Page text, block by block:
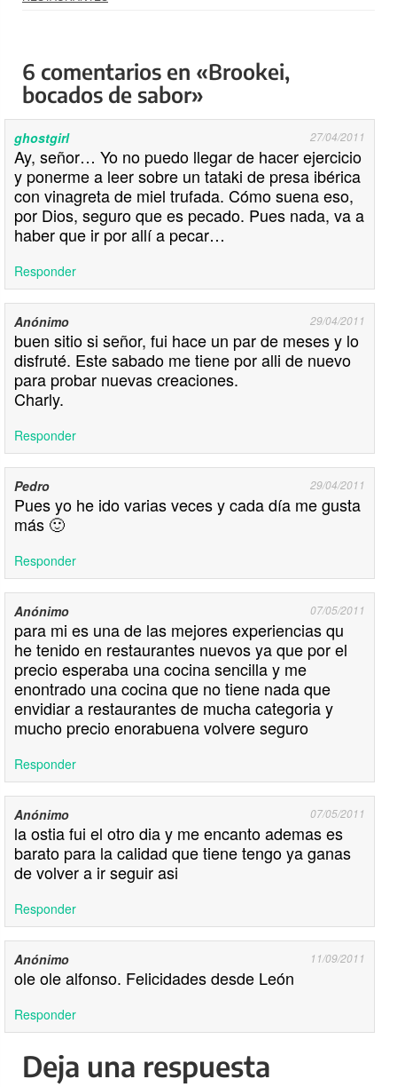
6 comentarios en «Brookei,
bocados de sabor»
ghostgirl 27/04/2011
Ay, señor… Yo no puedo llegar de hacer ejercicio
y ponerme a leer sobre un tataki de presa ibérica
con vinagreta de miel trufada. Cómo suena eso,
por Dios, seguro que es pecado. Pues nada, va a
haber que ir por allí a pecar…
Responder
Anónimo 29/04/2011
buen sitio si señor, fui hace un par de meses y lo
disfruté. Este sabado me tiene por alli de nuevo
para probar nuevas creaciones.
Charly.
Responder
Pedro 29/04/2011
Pues yo he ido varias veces y cada día me gusta
más 🙂
Responder
Anónimo 07/05/2011
para mi es una de las mejores experiencias qu
he tenido en restaurantes nuevos ya que por el
precio esperaba una cocina sencilla y me
enontrado una cocina que no tiene nada que
envidiar a restaurantes de mucha categoria y
mucho precio enorabuena volvere seguro
Responder
Anónimo 07/05/2011
la ostia fui el otro dia y me encanto ademas es
barato para la calidad que tiene tengo ya ganas
de volver a ir seguir asi
Responder
Anónimo 11/09/2011
ole ole alfonso. Felicidades desde León
Responder
Deja una respuesta